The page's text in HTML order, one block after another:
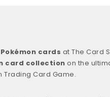
Pokémon cards at The Card
card collection on the
Card Game.